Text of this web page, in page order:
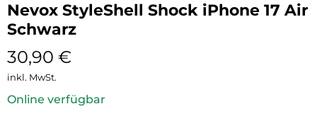
Nevox StyleShell Shock iPhone 17 Air
Schwarz
30,90 €
inkl. MwSt.
Online verfügbar